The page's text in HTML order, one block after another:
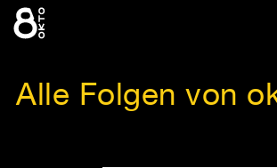
Zum
Inhalt
Alle Folgen von